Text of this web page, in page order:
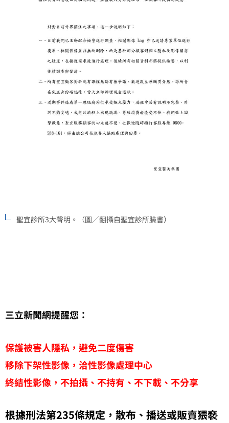
聖宜診所3大聲明。（圖／翻攝自聖宜診所臉書）
三立新聞網提醒您：
保護被害人隱私，避免二度傷害
移除下架性影像，洽性影像處理中心
終結性影像，不拍攝、不持有、不下載、不分享
根據刑法第235條規定，散布、播送或販賣猥褻